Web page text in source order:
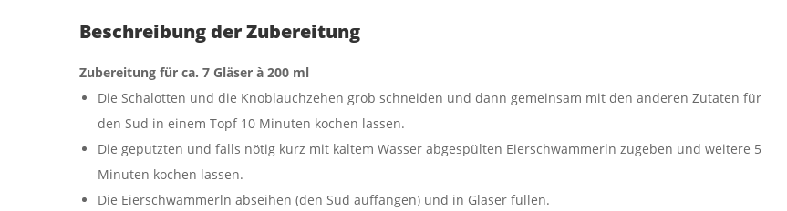
Beschreibung der Zubereitung
Zubereitung für ca. 7 Gläser à 200 ml
Die Schalotten und die Knoblauchzehen grob schneiden und dann gemeinsam mit den anderen Zutaten für
den Sud in einem Topf 10 Minuten kochen lassen.
Die geputzten und falls nötig kurz mit kaltem Wasser abgespülten Eierschwammerln zugeben und weitere 5
Minuten kochen lassen.
Die Eierschwammerln abseihen (den Sud auffangen) und in Gläser füllen.